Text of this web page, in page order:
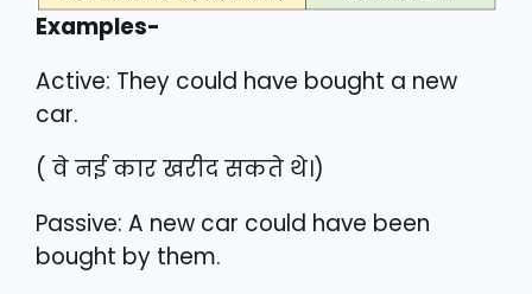
Examples-
Active: They could have bought a new
car.
( वे नई कार खरीद सकते थे।)
Passive: A new car could have been
bought by them.